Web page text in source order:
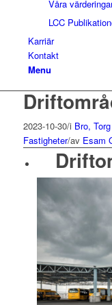
Våra
LCC
Karriär
Kontakt
Menu
2023-10-30/i Bro,
Fastigheter/av Esam